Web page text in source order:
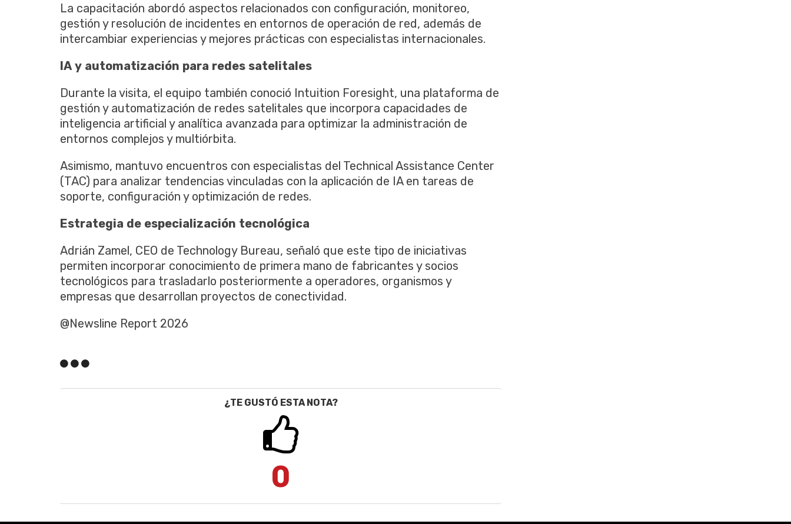
La capacitación abordó aspectos relacionados con configuración, monitoreo,
gestión y resolución de incidentes en entornos de operación de red, además de
intercambiar experiencias y mejores prácticas con especialistas internacionales.
IA y automatización para redes satelitales
Durante la visita, el equipo también conoció Intuition Foresight, una plataforma de
gestión y automatización de redes satelitales que incorpora capacidades de
inteligencia artificial y analítica avanzada para optimizar la administración de
entornos complejos y multiórbita.
Asimismo, mantuvo encuentros con especialistas del Technical Assistance Center
(TAC) para analizar tendencias vinculadas con la aplicación de IA en tareas de
soporte, configuración y optimización de redes.
Estrategia de especialización tecnológica
Adrián Zamel, CEO de Technology Bureau, señaló que este tipo de iniciativas
permiten incorporar conocimiento de primera mano de fabricantes y socios
tecnológicos para trasladarlo posteriormente a operadores, organismos y
empresas que desarrollan proyectos de conectividad.
@Newsline Report 2026
¿TE GUSTÓ ESTA NOTA?
0